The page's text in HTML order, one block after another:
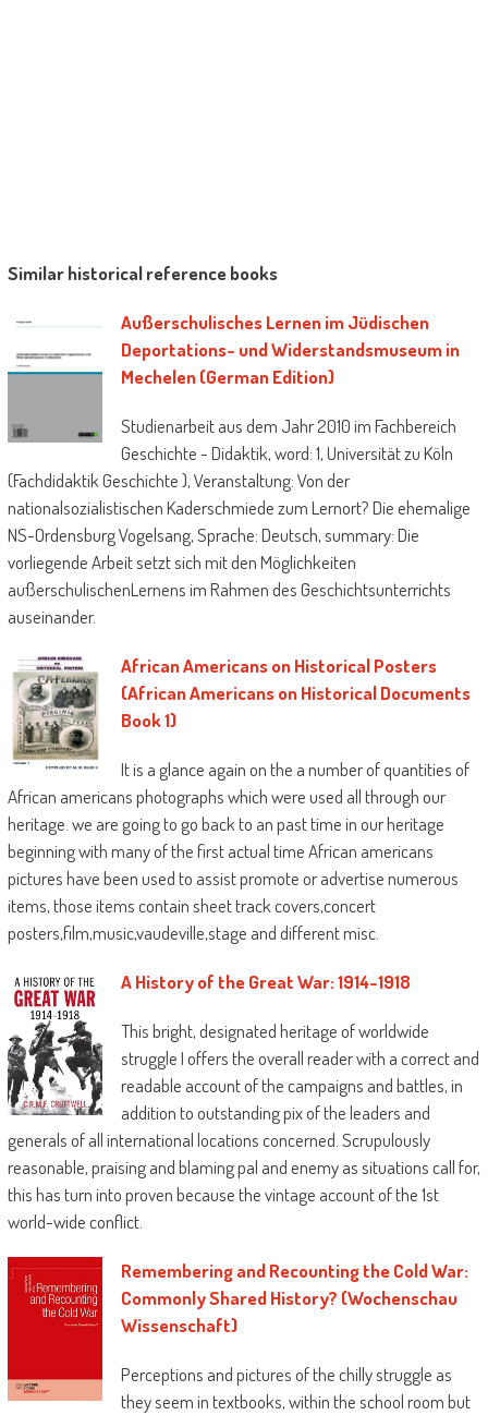
Similar historical reference books
Außerschulisches Lernen im Jüdischen
Deportations- und Widerstandsmuseum in
Mechelen (German Edition)
Studienarbeit aus dem Jahr 2010 im Fachbereich
Geschichte - Didaktik, word: 1, Universität zu Köln
(Fachdidaktik Geschichte ), Veranstaltung: Von der
nationalsozialistischen Kaderschmiede zum Lernort? Die ehemalige
NS-Ordensburg Vogelsang, Sprache: Deutsch, summary: Die
vorliegende Arbeit setzt sich mit den Möglichkeiten
außerschulischenLernens im Rahmen des Geschichtsunterrichts
auseinander.
African Americans on Historical Posters
(African Americans on Historical Documents
Book 1)
It is a glance again on the a number of quantities of
African americans photographs which were used all through our
heritage. we are going to go back to an past time in our heritage
beginning with many of the first actual time African americans
pictures have been used to assist promote or advertise numerous
items, those items contain sheet track covers,concert
posters,film,music,vaudeville,stage and different misc.
A History of the Great War: 1914-1918
This bright, designated heritage of worldwide
struggle I offers the overall reader with a correct and
readable account of the campaigns and battles, in
addition to outstanding pix of the leaders and
generals of all international locations concerned. Scrupulously
reasonable, praising and blaming pal and enemy as situations call for,
this has turn into proven because the vintage account of the 1st
world-wide conflict.
Remembering and Recounting the Cold War:
Commonly Shared History? (Wochenschau
Wissenschaft)
Perceptions and pictures of the chilly struggle as
they seem in textbooks, within the school room but